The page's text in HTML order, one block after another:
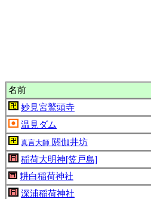
名前
妙見宮鷲頭寺
温見ダム
真言大師 閼伽井坊
稲荷大明神[笠戸島]
耕白稲荷神社
深浦稲荷神社